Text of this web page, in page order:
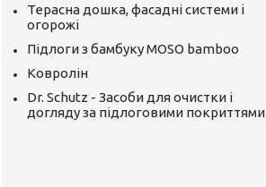
Терасна дошка, фасадні системи і
огорожі
Підлоги з бамбуку MOSO bamboo
Ковролін
Dr. Schutz - Засоби для очистки і
догляду за підлоговими покриттями